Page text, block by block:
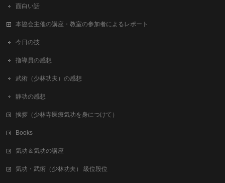
面白い話
本協会主催の講座・教室の参加者によるレポート
今日の技
指導員の感想
武術（少林功夫）の感想
静功の感想
挨拶（少林寺医療気功を身につけて）
Books
気功＆気功の講座
気功・武術（少林功夫） 級位段位